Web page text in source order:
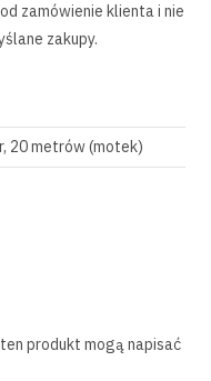
zamówienie klienta i nie
zakupy.
20 metrów (motek)
produkt mogą napisać